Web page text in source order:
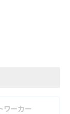
ワーカー